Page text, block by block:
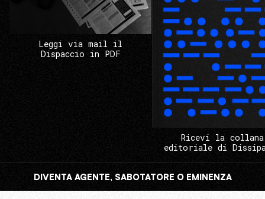
Leggi via mail il
Dispaccio in PDF
Ricevi la collana
editoriale di
DIVENTA AGENTE, SABOTATORE O EMINENZA